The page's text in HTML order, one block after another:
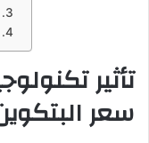
تأثير
سعر